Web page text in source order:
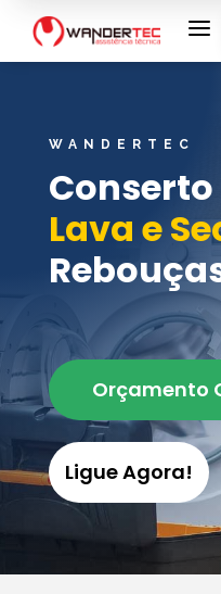
a
WANDERTEC
Conserto
Lava e
Orçamento
Ligue Agora!